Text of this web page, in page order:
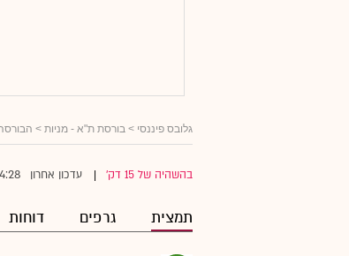
גלובס פיננסי > בורסת ת"א - מניות >
בהשהיה של 15 דק' עדכון אחרון
תמצית גרפים דוחות